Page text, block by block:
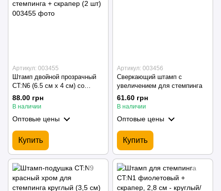
Артикул: 003455
Штамп двойной прозрачный
CT:N6 (6.5 см х 4 см) со
стразами для стемпинга +
скрапер (2 шт)
88.00 грн
В наличии
Оптовые цены
Купить
Артикул: 003456
Сверкающий штамп с
увеличением для стемпинга
61.60 грн
В наличии
Оптовые цены
Купить